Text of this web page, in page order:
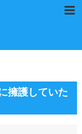
擁護していた